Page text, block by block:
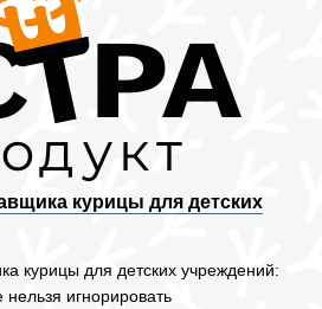
курицы для детских
курицы для детских учреждений:
игнорировать